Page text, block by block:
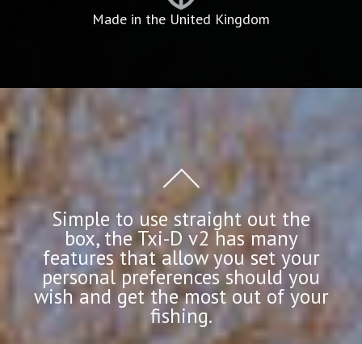
Made in the United Kingdom
Simple to use straight out the
box, the Txi-D v2 has many
features that allow you set your
personal preferences should you
wish and get the most out of your
fishing.